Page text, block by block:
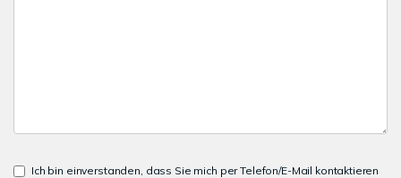
Ich bin einverstanden, dass Sie mich per Telefon/E-Mail kontaktieren